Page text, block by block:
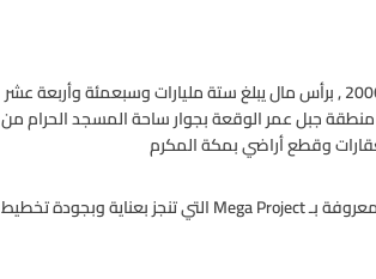
هي شركة مساهمة سعودية , تأسست في الثامن عشر من أكتوبر عام 2006 , برأس مال يبلغ ستة مليارات وسبعمئة وأربعة عشر
جبل عمر الوقعة بجوار ساحة المسجد الحرام من
وقطع أراضي بمكة المكرم
يصنف مشروع “جبل عمر” في مكة المكرمة كأحد المشاريع العملاقة المعروفة بـ Mega Project التي تنجز بعناية وبجودة تخطيط